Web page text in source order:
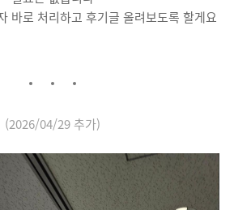
바로 처리하고 후기글 올려보도록 할게요
(2026/04/29 추가)